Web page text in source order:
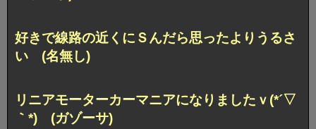
好きで線路の近くにＳんだら思ったよりうるさ
い (名無し)
リニアモーターカーマニアになりましたｖ(*´▽
｀*) (ガゾーサ)